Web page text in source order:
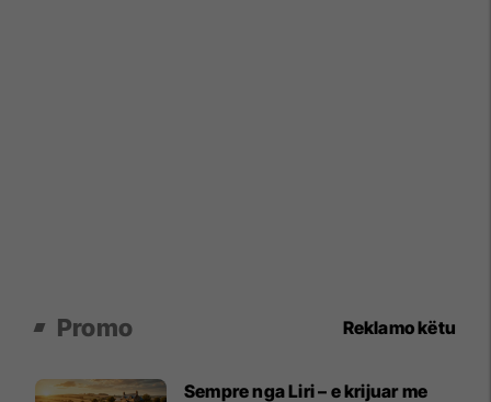
Promo Reklamo këtu
Sempre nga Liri – e krijuar me